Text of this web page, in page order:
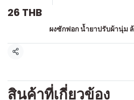
26 THB
ผงซักฟอก น้ำยาปรับผ้านุ่ม
แชร์
สินค้าที่เกี่ยวข้อง